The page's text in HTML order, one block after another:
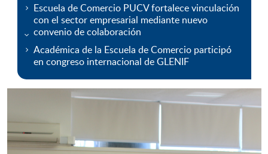
Escuela de Comercio PUCV fortalece vinculación
con el sector empresarial mediante nuevo
convenio de colaboración
Académica de la Escuela de Comercio participó
en congreso internacional de GLENIF